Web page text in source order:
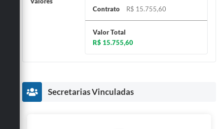
Contrato
R$ 15.755,60
Valor Total
R$ 15.755,60
Secretarias Vinculadas